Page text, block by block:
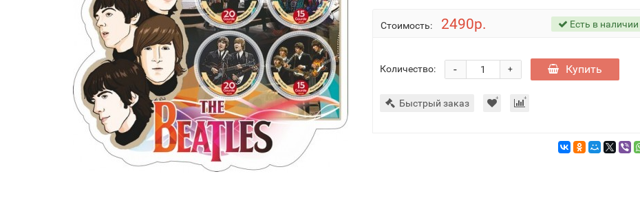
Стоимость: 2490р. Есть в наличии
Количество: +
- Купить
Быстрый заказ